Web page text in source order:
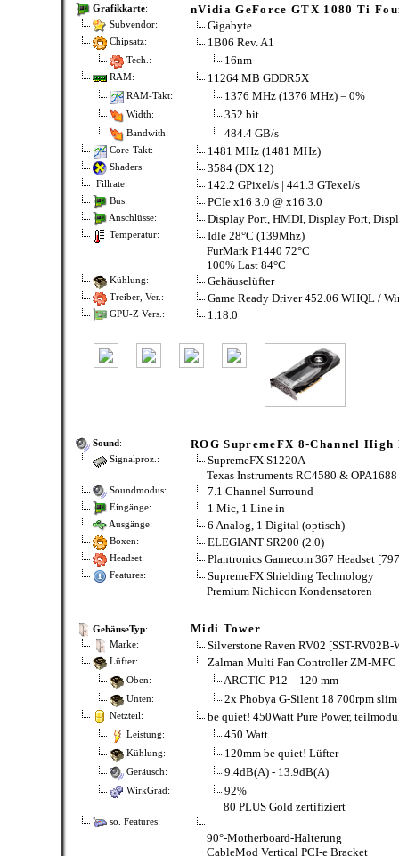
Grafikkarte: nVidia GeForce GTX 1080 Ti
Subvendor: Gigabyte
Chipsatz: 1B06 Rev. A1
Tech.: 16nm
RAM: 11264 MB GDDR5X
RAM-Takt: 1376 MHz (1376 MHz) = 0%
Width: 352 bit
Bandwith: 484.4 GB/s
Core-Takt: 1481 MHz (1481 MHz)
Shaders: 3584 (DX 12)
Fillrate: 142.2 GPixel/s | 441.3 GTexel/s
Bus: PCIe x16 3.0 @ x16 3.0
Anschlüsse: Display Port, HMDI, Display Port,
Temperatur:
Idle 28°C (139Mhz)
FurMark P1440 72°C
100% Last 84°C
Kühlung: Gehäuselüfter
Treiber, Ver.: Game Ready Driver 452.06 WHQL /
GPU-Z Vers.: 1.18.0
Sound: ROG SupremeFX 8-Channel
Signalproz.:
SupremeFX S1220A
Texas Instruments RC4580 & OPA1688
Soundmodus: 7.1 Channel Surround
Eingänge: 1 Mic, 1 Line in
Ausgänge: 6 Analog, 1 Digital (optisch)
Boxen: ELEGIANT SR200 (2.0)
Headset: Plantronics Gamecom 367 Headset
Features:
SupremeFX Shielding Technology
Premium Nichicon Kondensatoren
GehäuseTyp: Midi Tower
Marke: Silverstone Raven RV02 [SST-RV02B-
Lüfter: Zalman Multi Fan Controller ZM-MFC
Oben: ARCTIC P12 – 120 mm
Unten: 2x Phobya G-Silent 18 700rpm
Netzteil: be quiet! 450Watt Pure Power,
Leistung: 450 Watt
Kühlung: 120mm be quiet! Lüfter
Geräusch: 9.4dB(A) - 13.9dB(A)
WirkGrad:
92%
80 PLUS Gold zertifiziert
so. Features:
90°-Motherboard-Halterung
CableMod Vertical PCI-e Bracket